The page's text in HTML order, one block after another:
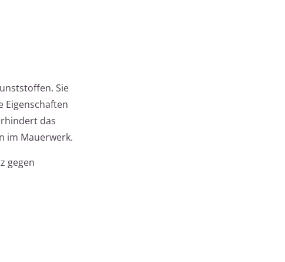
Sie
Eigenschaften
das
im Mauerwerk.
gegen